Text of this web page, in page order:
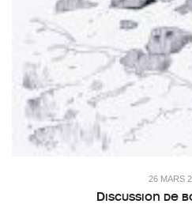
26 MARS
Discussion de